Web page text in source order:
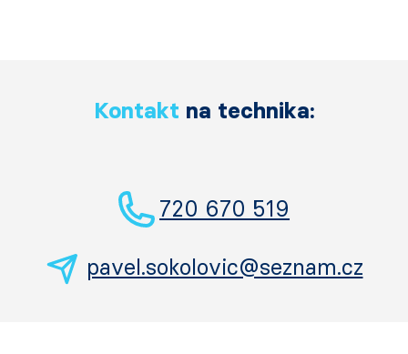
Kontakt na technika:
720 670 519
pavel.sokolovic@seznam.cz